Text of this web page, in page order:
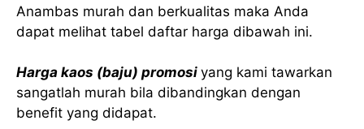
Anambas murah dan berkualitas maka Anda
dapat melihat tabel daftar harga dibawah ini.
Harga kaos (baju) promosi yang kami tawarkan
sangatlah murah bila dibandingkan dengan
benefit yang didapat.